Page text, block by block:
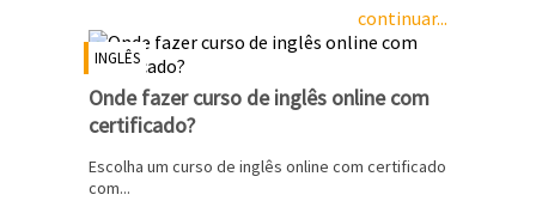
continuar...
INGLÊS
Onde fazer curso de inglês online com
certificado?
Escolha um curso de inglês online com certificado
com...